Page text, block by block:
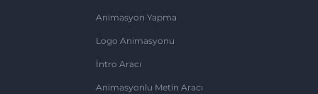
Animasyon Yapma
Logo Animasyonu
İntro Aracı
Animasyonlu Metin Aracı